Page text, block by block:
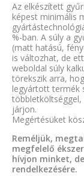
Az elkészített
képest minimális
%-ban. A súly a
(matt hatású,
is változhat, de
weboldal súly
törekszik arra,
legyártott termék
többletköltséggel,
járjon.
Megértésüket
Reméljük,
megfelelő
hívjon minket,
rendelkezésére.